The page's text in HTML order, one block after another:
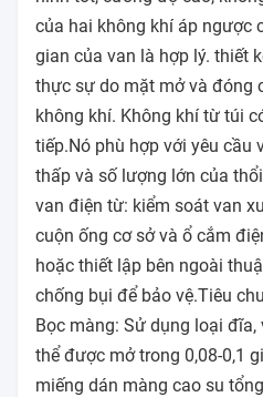
của hai không khí áp ngược
gian của van là hợp lý. thiết
thực sự do mặt mở và đóng
không khí. Không khí từ túi
tiếp.Nó phù hợp với yêu cầu
thấp và số lượng lớn của
van điện từ: kiểm soát van
cuộn ống cơ sở và ổ cắm
hoặc thiết lập bên ngoài
chống bụi để bảo vệ.Tiêu
Bọc màng: Sử dụng loại
thể được mở trong 0,08-0,1
miếng dán màng cao su